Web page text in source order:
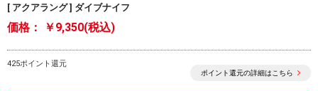
[ アクアラング ] ダイブナイフ
価格： ￥9,350(税込)
425ポイント還元
ポイント還元の詳細はこちら